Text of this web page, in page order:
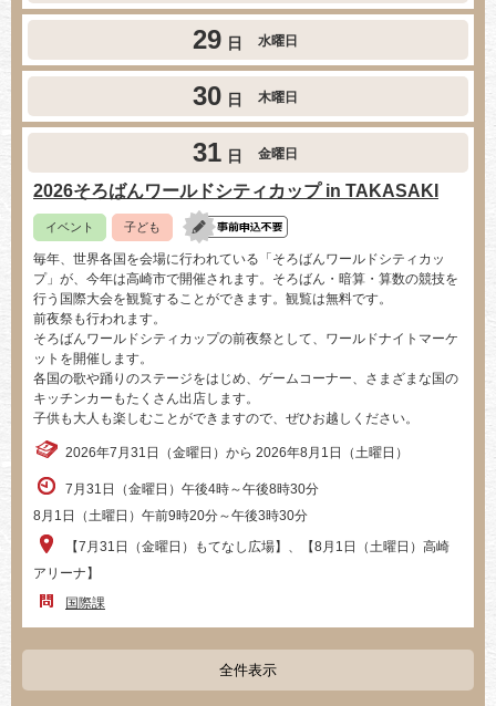
29 日 水曜日
30 日 木曜日
31 日 金曜日
2026そろばんワールドシティカップ in TAKASAKI
イベント 子ども
毎年、世界各国を会場に行われている「そろばんワールドシティカッ
プ」が、今年は高崎市で開催されます。そろばん・暗算・算数の競技を
行う国際大会を観覧することができます。観覧は無料です。
前夜祭も行われます。
そろばんワールドシティカップの前夜祭として、ワールドナイトマーケ
ットを開催します。
各国の歌や踊りのステージをはじめ、ゲームコーナー、さまざまな国の
キッチンカーもたくさん出店します。
子供も大人も楽しむことができますので、ぜひお越しください。
2026年7月31日（金曜日）から 2026年8月1日（土曜日）
7月31日（金曜日）午後4時～午後8時30分
8月1日（土曜日）午前9時20分～午後3時30分
【7月31日（金曜日）もてなし広場】、【8月1日（土曜日）高崎
アリーナ】
国際課
全件表示